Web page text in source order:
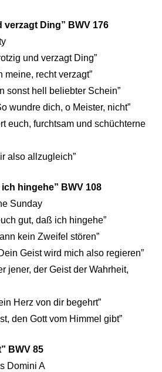
verzagt Ding” BWV 176
und verzagt Ding”
meine, recht verzagt”
sonst hell beliebter Schein”
wundre dich, o Meister, nicht”
euch, furchtsam und schüchterne
also allzugleich”
hingehe” BWV 108
Sunday
gut, daß ich hingehe”
kein Zweifel stören”
Geist wird mich also regieren”
jener, der Geist der Wahrheit,
Herz von dir begehrt”
den Gott vom Himmel gibt”
BWV 85
Domini A